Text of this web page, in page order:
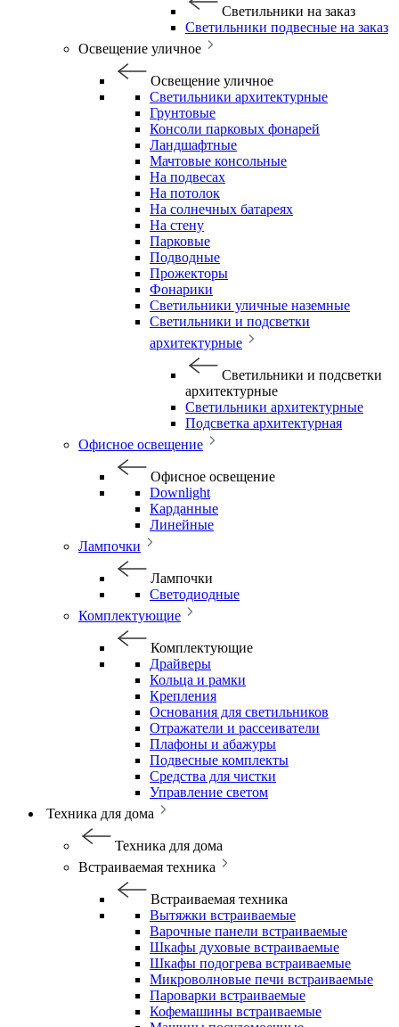
Светильники на заказ
Светильники подвесные на заказ
Освещение уличное
Освещение уличное
Светильники архитектурные
Грунтовые
Консоли парковых фонарей
Ландшафтные
Мачтовые консольные
На подвесах
На потолок
На солнечных батареях
На стену
Парковые
Подводные
Прожекторы
Фонарики
Светильники уличные наземные
Светильники и подсветки
архитектурные
Светильники и подсветки
архитектурные
Светильники архитектурные
Подсветка архитектурная
Офисное освещение
Офисное освещение
Downlight
Карданные
Линейные
Лампочки
Лампочки
Светодиодные
Комплектующие
Комплектующие
Драйверы
Кольца и рамки
Крепления
Основания для светильников
Отражатели и рассеиватели
Плафоны и абажуры
Подвесные комплекты
Средства для чистки
Управление светом
Техника для дома
Техника для дома
Встраиваемая техника
Встраиваемая техника
Вытяжки встраиваемые
Варочные панели встраиваемые
Шкафы духовые встраиваемые
Шкафы подогрева встраиваемые
Микроволновые печи встраиваемые
Пароварки встраиваемые
Кофемашины встраиваемые